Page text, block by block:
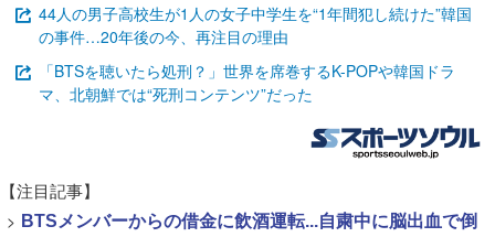
44人の男子高校生が1人の女子中学生を“1年間犯し続けた”韓国
の事件…20年後の今、再注目の理由
「BTSを聴いたら処刑？」世界を席巻するK-POPや韓国ドラ
マ、北朝鮮では“死刑コンテンツ”だった
【注目記事】
> BTSメンバーからの借金に飲酒運転...自粛中に脳出血で倒